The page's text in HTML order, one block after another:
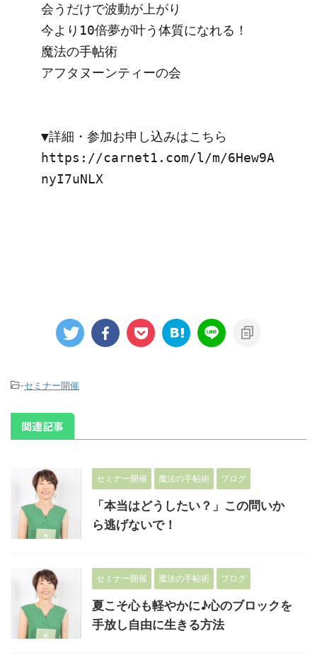
会うだけで波動が上がり
今より10倍夢が叶う体質になれる！
魔法の手帖術
アフタヌーンティーの会
▼詳細・参加お申し込みはこちら
https://carnet1.com/l/m/6Hew9A
nyI7uNLX
-セミナー開催
関連記事
セミナー開催 魔法の手帖術 ブログ
「本当はどうしたい？」この問いか
ら逃げないで！
セミナー開催 魔法の手帖術 ブログ
夏こそ心も軽やかに♪心のブロックを
手放し自由に生きる方法